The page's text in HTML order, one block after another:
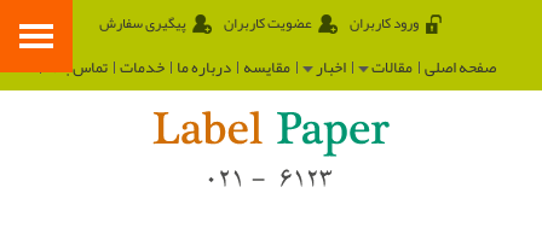
ورود کاربران عضویت کاربران پیگیری سفارش
صفحه اصلی مقالات اخبار مقایسه درباره ما خدمات تماس با ما